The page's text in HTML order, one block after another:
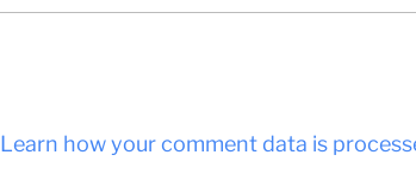
Learn how your comment data is